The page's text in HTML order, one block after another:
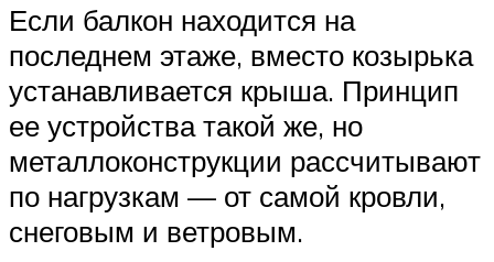
Если балкон находится на
последнем этаже, вместо козырька
устанавливается крыша. Принцип
ее устройства такой же, но
металлоконструкции рассчитывают
по нагрузкам — от самой кровли,
снеговым и ветровым.